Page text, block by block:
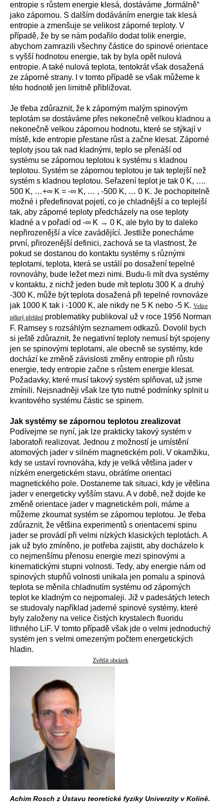
entropie s růstem energie klesá, dostáváme „formálně“
jako zápornou. S dalším dodáváním energie tak klesá
entropie a zmenšuje se velikost záporné teploty. V
případě, že by se nám podařilo dodat tolik energie,
abychom zamrazili všechny částice do spinové orientace
s vyšší hodnotou energie, tak by byla opět nulová
entropie. A také nulová teplota, tentokrát však dosažená
ze záporné strany. I v tomto případě se však můžeme k
této hodnotě jen limitně přibližovat.
Je třeba zdůraznit, že k záporným malým spinovým
teplotám se dostáváme přes nekonečně velkou kladnou a
nekonečně velkou zápornou hodnotu, které se stýkají v
místě, kde entropie přestane růst a začne klesat. Záporné
teploty jsou tak nad kladnými, teplo se přenáší od
systému se zápornou teplotou k systému s kladnou
teplotou. Systém se zápornou teplotou je tak teplejší než
systém s kladnou teplotou. Seřazení teplot je tak 0 K, ….
500 K, …+∞ K = -∞ K, … , -500 K, … 0 K. Je pochopitelně
možné i předefinovat pojetí, co je chladnější a co teplejší
tak, aby záporné teploty předcházely na ose teploty
kladné a v pořadí od -∞ K → 0 K, ale bylo by to daleko
nepřirozenější a více zavádějící. Jestliže ponecháme
první, přirozenější definici, zachová se ta vlastnost, že
pokud se dostanou do kontaktu systémy s různými
teplotami, teplota, která se ustálí po dosažení tepelné
rovnováhy, bude ležet mezi nimi. Budu-li mít dva systémy
v kontaktu, z nichž jeden bude mít teplotu 300 K a druhý
-300 K, může být teplota dosažená při tepelné rovnováze
jak 1000 K tak i -1000 K, ale nikdy ne 5 K nebo -5 K. Velice
pěkný přehled problematiky publikoval už v roce 1956 Norman
F. Ramsey s rozsáhlým seznamem odkazů. Dovolil bych
si ještě zdůraznit, že negativní teploty nemusí být spojeny
jen se spinovými teplotami, ale obecně se systémy, kde
dochází ke změně závislosti změny entropie při růstu
energie, tedy entropie začne s růstem energie klesat.
Požadavky, které musí takový systém splňovat, už jsme
zmínili. Nejsnadněji však lze tyto nutné podmínky splnit u
kvantového systému částic se spinem.
Jak systémy se zápornou teplotou zrealizovat
Podívejme se nyní, jak lze prakticky takový systém v
laboratoři realizovat. Jednou z možností je umístění
atomových jader v silném magnetickém poli. V okamžiku,
kdy se ustaví rovnováha, kdy je velká většina jader v
nízkém energetickém stavu, obrátíme orientaci
magnetického pole. Dostaneme tak situaci, kdy je většina
jader v energeticky vyšším stavu. A v době, než dojde ke
změně orientace jader v magnetickém poli, máme a
můžeme zkoumat systém se zápornou teplotou. Je třeba
zdůraznit, že většina experimentů s orientacemi spinu
jader se provádí při velmi nízkých klasických teplotách. A
jak už bylo zmíněno, je potřeba zajistit, aby docházelo k
co nejmenšímu přenosu energie mezi spinovými a
kinematickými stupni volnosti. Tedy, aby energie nám od
spinových stupňů volnosti unikala jen pomalu a spinová
teplota se měnila chladnutím systému od záporných
teplot ke kladným co nejpomaleji. Již v padesátých letech
se studovaly například jaderné spinové systémy, které
byly založeny na velice čistých krystalech fluoridu
lithného LiF. V tomto případě však jde o velmi jednoduchý
systém jen s velmi omezeným počtem energetických
hladin.
Zvětšit obrázek
Achim Rosch z Ústavu teoretické fyziky Univerzity v Kolíně.